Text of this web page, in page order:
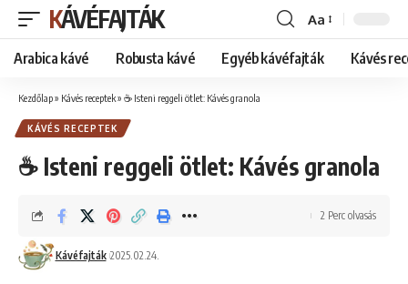
KÁVÉFAJTÁK
Font
Resizer
Aa
Arabica kávé Robusta kávé Egyéb kávéfajták Kávés
Kezdőlap» Kávés receptek» ☕ Isteni reggeli ötlet: Kávés granola
KÁVÉS RECEPTEK
☕ Isteni reggeli ötlet: Kávés granola
Kávéfajták 2025.02.24.
2 Perc olvasás